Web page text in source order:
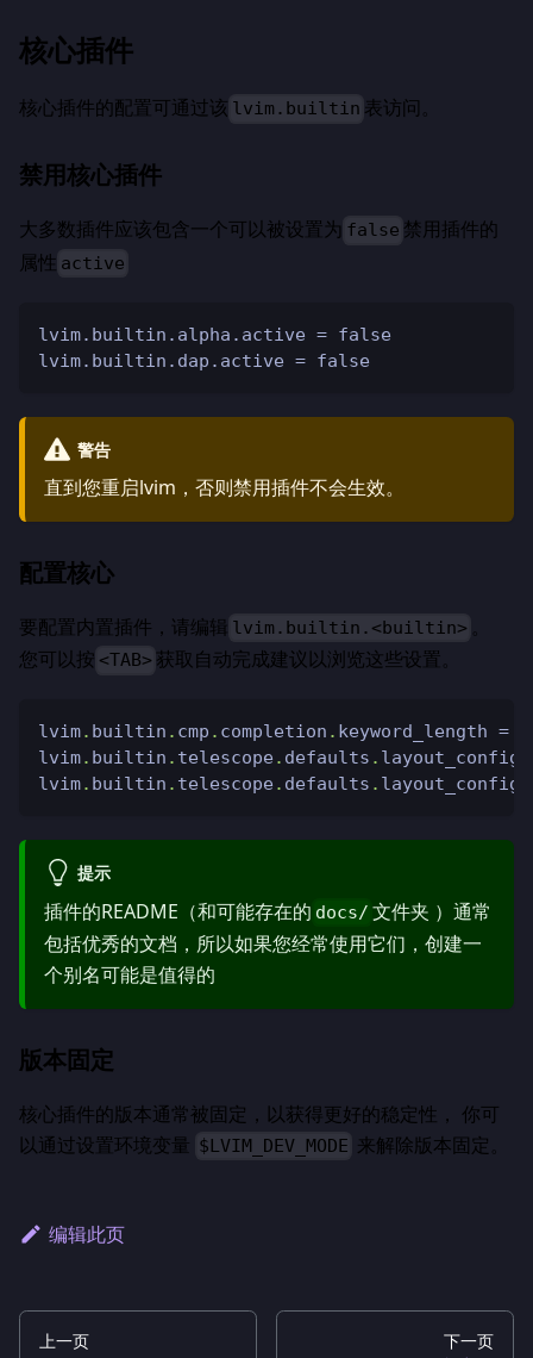
核心插件
核心插件的配置可通过该 lvim.builtin 表访问。
禁用核心插件
大多数插件应该包含一个可以被设置为 false 禁用插件的
属性 active
lvim.builtin.alpha.active = false
lvim.builtin.dap.active = false
警告
直到您重启lvim，否则禁用插件不会生效。
配置核心
要配置内置插件，请编辑 lvim.builtin.<builtin>
您可以按 <TAB> 获取自动完成建议以浏览这些设置。
lvim. builtin . cmp . completion . keyword_length =
lvim. builtin . telescope. defaults . layout_config
lvim. builtin . telescope. defaults . layout_config
提示
插件的README（和可能存在的 docs/ 文件夹 ）通常
包括优秀的文档，所以如果您经常使用它们，创建一
个别名可能是值得的
版本固定
核心插件的版本通常被固定，以获得更好的稳定性， 你可
以通过设置环境变量 $LVIM_DEV_MODE 来解除版本固定。
编辑此页
上一页 下一页